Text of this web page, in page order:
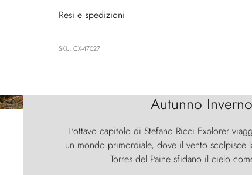
Resi e spedizioni
SKU: CX-47027
Autunno
L'ottavo capitolo di Stefano Ricci Explorer
un mondo primordiale, dove il vento scolpisce
Torres del Paine sfidano il cielo